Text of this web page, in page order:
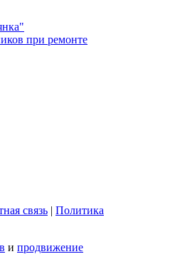
при ремонте
связь | Политика
и продвижение